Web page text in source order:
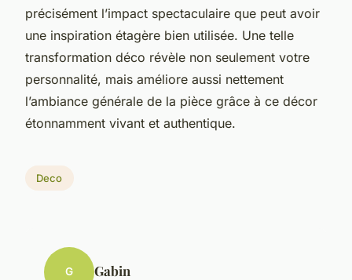
précisément l’impact spectaculaire que peut avoir
une inspiration étagère bien utilisée. Une telle
transformation déco révèle non seulement votre
personnalité, mais améliore aussi nettement
l’ambiance générale de la pièce grâce à ce décor
étonnamment vivant et authentique.
Deco
G Gabin